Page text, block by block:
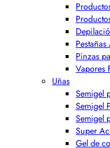
Pinzas
Vapores
Uñas
Semigel
Semigel
Semigel
Super
Gel de